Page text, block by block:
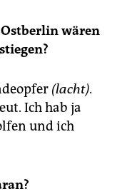
wären
(lacht).
Ich hab ja
und ich